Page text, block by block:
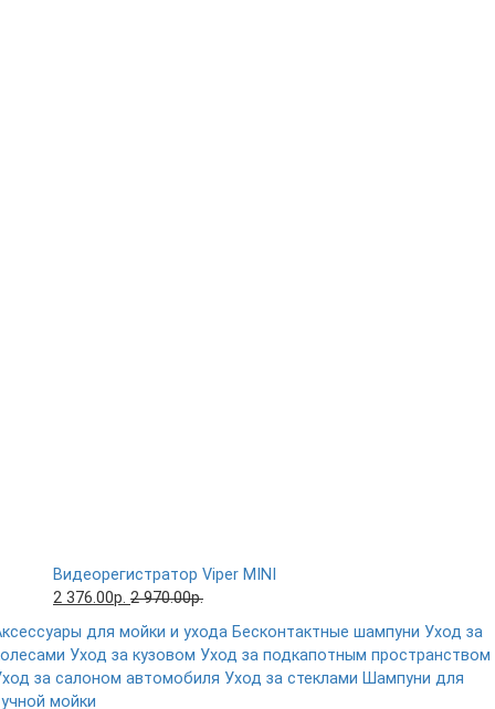
Видеорегистратор Viper MINI
2 376.00р. 2 970.00р.
для мойки и ухода Бесконтактные шампуни Уход за
Уход за кузовом Уход за подкапотным пространством
за салоном автомобиля Уход за стеклами Шампуни для
мойки